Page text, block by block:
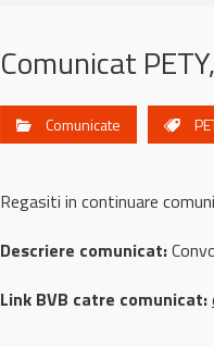
Comunicat
Comunicate
Regasiti in continuare
Descriere comunicat:
Link BVB catre comunicat: